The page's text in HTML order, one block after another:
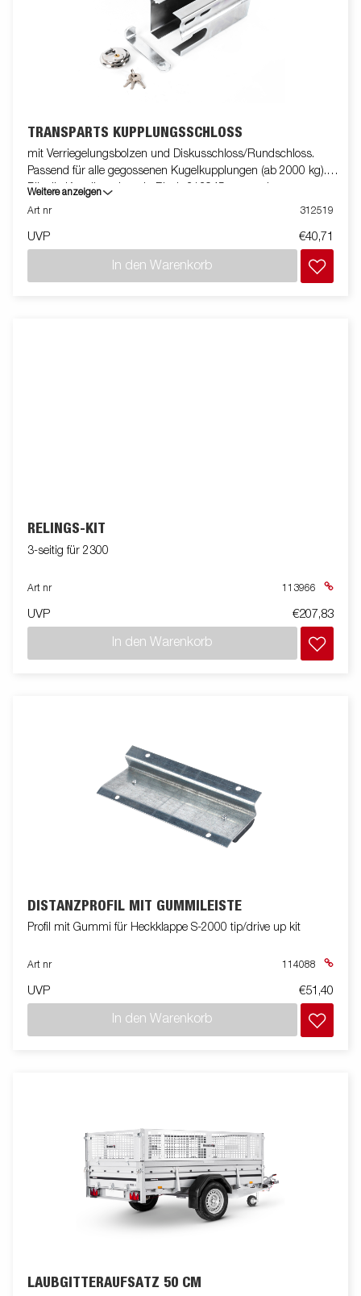
TRANSPARTS KUPPLUNGSSCHLOSS
mit Verriegelungsbolzen und Diskusschloss/Rundschloss.
Passend für alle gegossenen Kugelkupplungen (ab 2000 kg).
Für die Kugelkupplung in Blech 313945 verwenden.
Weitere anzeigen
Art nr
312519
UVP €40,71
In den Warenkorb
RELINGS-KIT
3-seitig für 2300
Art nr 113966
UVP €207,83
In den Warenkorb
DISTANZPROFIL MIT GUMMILEISTE
Profil mit Gummi für Heckklappe S-2000 tip/drive up kit
Art nr 114088
UVP €51,40
In den Warenkorb
LAUBGITTERAUFSATZ 50 CM